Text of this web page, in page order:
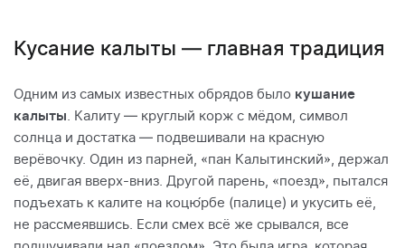
Кусание калыты — главная традиция
Одним из самых известных обрядов было кушание
калыты . Калиту — круглый корж с мёдом, символ
солнца и достатка — подвешивали на красную
верёвочку. Один из парней, «пан Калытинский», держал
её, двигая вверх-вниз. Другой парень, «поезд», пытался
подъехать к калите на коцю́рбе (палице) и укусить её,
не рассмеявшись. Если смех всё же срывался, все